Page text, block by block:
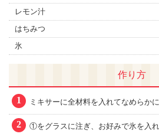
レモン汁
はちみつ
氷
作り方
1 ミキサーに全材料を入れてなめらか
2 ①をグラスに注ぎ、お好みで氷を入れ